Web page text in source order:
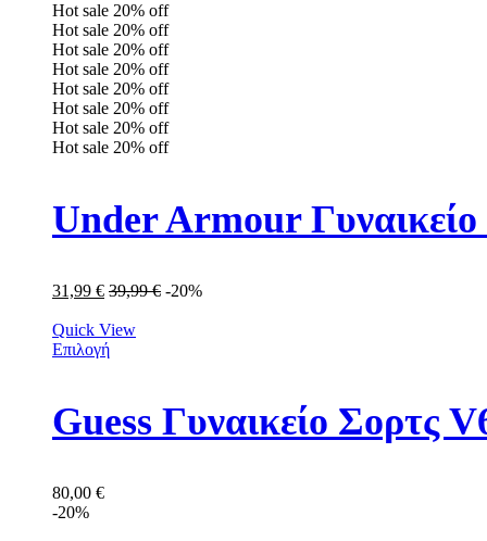
Hot sale 20% off
Hot sale 20% off
Hot sale 20% off
Hot sale 20% off
Hot sale 20% off
Hot sale 20% off
Hot sale 20% off
Hot sale 20% off
Under Armour
31,99 € 39,99€ -20%
Quick View
Επιλογή
Guess Γυναικείο Σορτς
80,00 €
-20%